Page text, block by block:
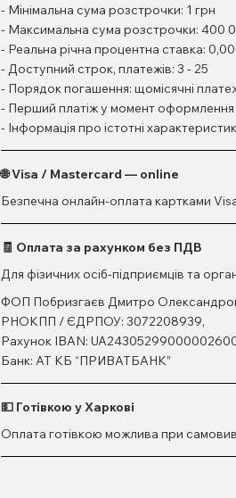
- Мінімальна сума розстрочки: 1 грн
- Максимальна сума розстрочки: 400
- Реальна річна процентна ставка:
- Доступний строк, платежів: 3 - 25
- Порядок погашення: щомісячні
- Перший платіж у момент оформлення
- Інформація про істотні
🌐 Visa / Mastercard — online
Безпечна онлайн-оплата картками
🧾 Оплата за рахунком без ПДВ
Для фізичних осіб-підприємців та
ФОП Побризгаєв Дмитро
РНОКПП / ЄДРПОУ: 3072208939,
Рахунок IBAN:
Банк: АТ КБ “ПРИВАТБАНК”
💵 Готівкою у Харкові
Оплата готівкою можлива при